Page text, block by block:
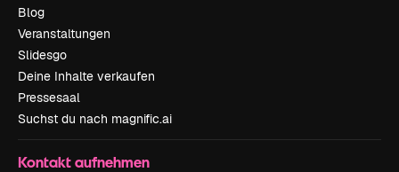
Blog
Veranstaltungen
Slidesgo
Deine Inhalte verkaufen
Pressesaal
Suchst du nach magnific.ai
Kontakt aufnehmen